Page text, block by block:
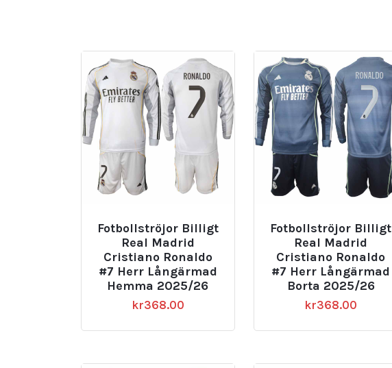
Fotbollströjor Billigt
Real Madrid
Cristiano Ronaldo
#7 Herr Långärmad
Hemma 2025/26
kr368.00
Fotbollströjor Billigt
Real Madrid
Cristiano Ronaldo
#7 Herr Långärmad
Borta 2025/26
kr368.00